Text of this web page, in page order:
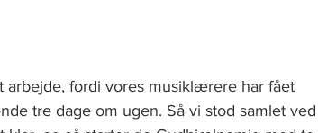
arbejde, fordi vores musiklærere har fået
tre dage om ugen. Så vi stod samlet ved